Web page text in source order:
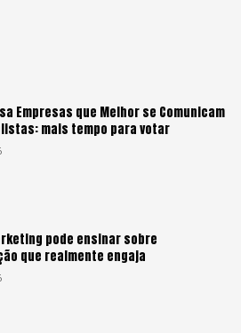
Empresas que Melhor se Comunicam
mais tempo para votar
pode ensinar sobre
que realmente engaja